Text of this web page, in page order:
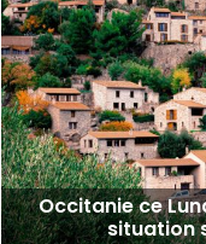
Occitanie ce
situation